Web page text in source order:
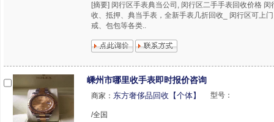
[摘要] 闵行区手表典当公司, 闵行区二手手表回收价格 闵
收、抵押、典当手表，全新手表几折回收_ 闵行区可上
戒、包包等各类..
嵊州市哪里收手表即时报价咨询
商家： 东方奢侈品回收【个体】 型号：
/全国